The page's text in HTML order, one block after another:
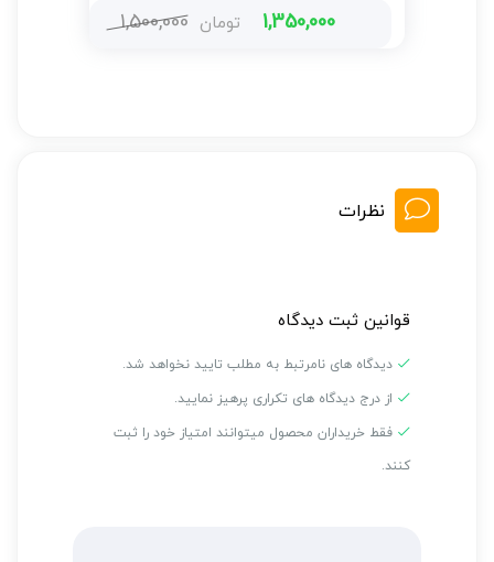
1,500,000 1,350,000 تومان
نظرات
قوانین ثبت دیدگاه
دیدگاه های نامرتبط به مطلب تایید نخواهد شد.
از درج دیدگاه های تکراری پرهیز نمایید.
فقط خریداران محصول میتوانند امتیاز خود را ثبت
کنند.